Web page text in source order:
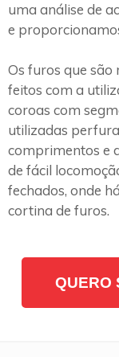
uma análise de
e
Os furos que
feitos com a
coroas com
utilizadas
comprimentos e
de fácil
fechados, onde
cortina de furos.
QUERO